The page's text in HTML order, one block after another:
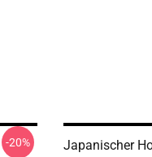
-20%
Japanischer